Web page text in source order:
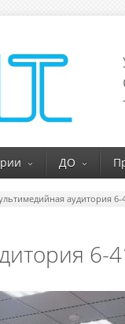
ДО
аудитория 6-
6-